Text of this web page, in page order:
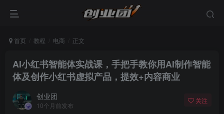
首页 教程 电商 正文
AI小红书智能体实战课，手把手教你用AI制作智能
体及创作小红书虚拟产品，提效+内容商业
创业团
10个月前发布
关注